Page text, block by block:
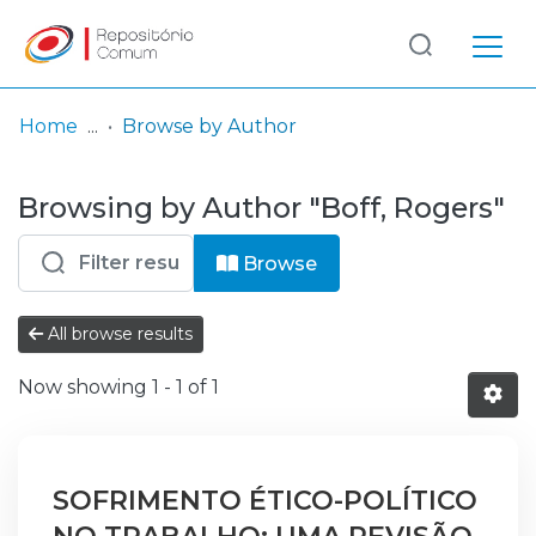
& Collections
Browse repository
Entities
Log
In
(current)
Home Browse by Author
Browsing by Author "Boff, Rogers"
Browse
All browse results
Now showing 1 - 1 of 1
SOFRIMENTO ÉTICO-POLÍTICO